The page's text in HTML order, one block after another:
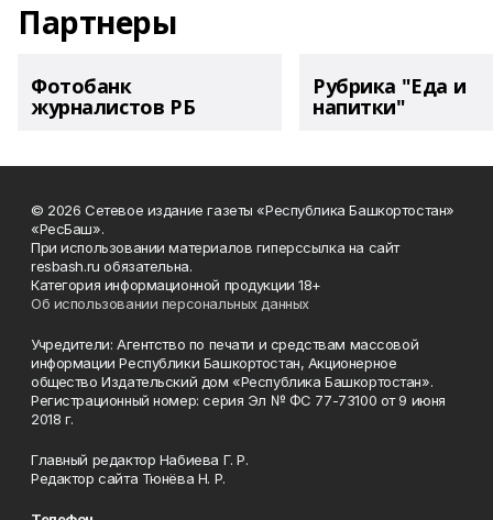
Партнеры
Фотобанк
журналистов РБ
Рубрика "Еда и
напитки"
© 2026 Сетевое издание газеты «Республика Башкортостан»
«РесБаш».
При использовании материалов гиперссылка на сайт
resbash.ru обязательна.
Категория информационной продукции 18+
Об использовании персональных данных
Учредители: Агентство по печати и средствам массовой
информации Республики Башкортостан, Акционерное
общество Издательский дом «Республика Башкортостан».
Регистрационный номер: серия Эл № ФС 77-73100 от 9 июня
2018 г.
Главный редактор Набиева Г. Р.
Редактор сайта Тюнёва Н. Р.